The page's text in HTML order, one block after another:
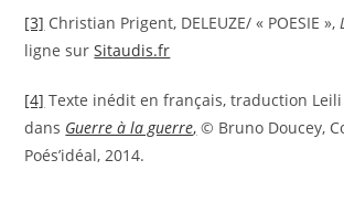
[3] Christian Prigent, DELEUZE/ « POESIE »,
ligne surSitaudis.fr
[4] Texte inédit en français, traduction
dans Guerre à la guerre, © Bruno Doucey,
Poés’idéal, 2014.